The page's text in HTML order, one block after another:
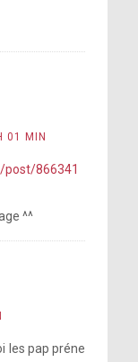
01 MIN
post/866341
^^
les pap préne